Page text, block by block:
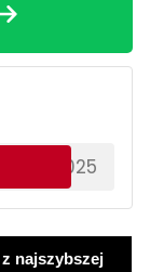
najszybszej